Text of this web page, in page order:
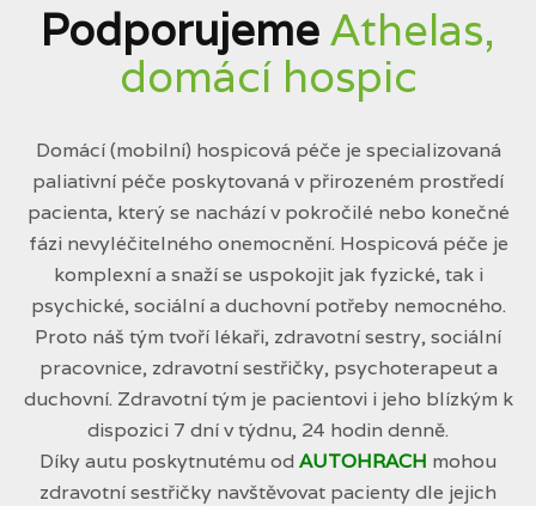
PodporujemeAthelas,
domácí hospic
Domácí (mobilní) hospicová péče je specializovaná
paliativní péče poskytovaná v přirozeném prostředí
pacienta, který se nachází v pokročilé nebo konečné
fázi nevyléčitelného onemocnění. Hospicová péče je
komplexní a snaží se uspokojit jak fyzické, tak i
psychické, sociální a duchovní potřeby nemocného.
Proto náš tým tvoří lékaři, zdravotní sestry, sociální
pracovnice, zdravotní sestřičky, psychoterapeut a
duchovní. Zdravotní tým je pacientovi i jeho blízkým k
dispozici 7 dní v týdnu, 24 hodin denně.
Díky autu poskytnutému od AUTOHRACH mohou
zdravotní sestřičky navštěvovat pacienty dle jejich